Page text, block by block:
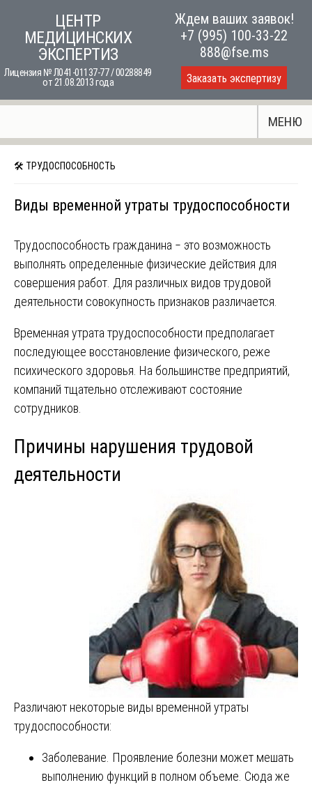
content
ЦЕНТР
МЕДИЦИНСКИХ
ЭКСПЕРТИЗ
Лицензия № Л041-01137-77 / 00288849
от 21.08.2013 года
Ждем ваших заявок!
+7 (995) 100-33-22
888@fse.ms
Заказать экспертизу
МЕНЮ
🛠 ТРУДОСПОСОБНОСТЬ
Виды временной утраты трудоспособности
Трудоспособность гражданина ‒ это возможность
выполнять определенные физические действия для
совершения работ. Для различных видов трудовой
деятельности совокупность признаков различается.
Временная утрата трудоспособности предполагает
последующее восстановление физического, реже
психического здоровья. На большинстве предприятий,
компаний тщательно отслеживают состояние
сотрудников.
Причины нарушения трудовой
деятельности
Различают некоторые виды временной утраты
трудоспособности:
Заболевание. Проявление болезни может мешать
выполнению функций в полном объеме. Сюда же